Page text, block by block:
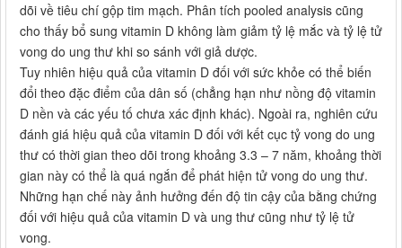
dõi về tiêu chí gộp tim mạch. Phân tích pooled analysis cũng
cho thấy bổ sung vitamin D không làm giảm tỷ lệ mắc và tỷ lệ tử
vong do ung thư khi so sánh với giả dược.
Tuy nhiên hiệu quả của vitamin D đối với sức khỏe có thể biến
đổi theo đặc điểm của dân số (chẳng hạn như nồng độ vitamin
D nền và các yếu tố chưa xác định khác). Ngoài ra, nghiên cứu
đánh giá hiệu quả của vitamin D đối với kết cục tỷ vong do ung
thư có thời gian theo dõi trong khoảng 3.3 – 7 năm, khoảng thời
gian này có thể là quá ngắn để phát hiện tử vong do ung thư.
Những hạn chế này ảnh hưởng đến độ tin cậy của bằng chứng
đối với hiệu quả của vitamin D và ung thư cũng như tỷ lệ tử
vong.